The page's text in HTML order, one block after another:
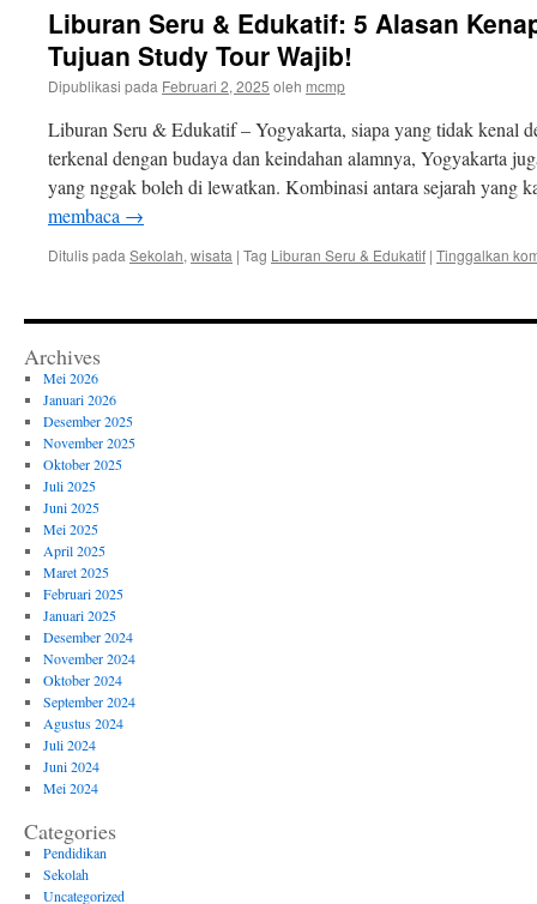
Liburan Seru & Edukatif: 5 Alasan
Tujuan Study Tour Wajib!
Dipublikasi pada Februari 2, 2025 oleh mcmp
Liburan Seru & Edukatif – Yogyakarta, siapa yang tidak kenal
terkenal dengan budaya dan keindahan alamnya, Yogyakarta
yang nggak boleh di lewatkan. Kombinasi antara sejarah yang
membaca →
Ditulis pada Sekolah, wisata | Tag Liburan Seru & Edukatif | Tinggalkan
Archives
Mei 2026
Januari 2026
Desember 2025
November 2025
Oktober 2025
Juli 2025
Juni 2025
Mei 2025
April 2025
Maret 2025
Februari 2025
Januari 2025
Desember 2024
November 2024
Oktober 2024
September 2024
Agustus 2024
Juli 2024
Juni 2024
Mei 2024
Categories
Pendidikan
Sekolah
Uncategorized